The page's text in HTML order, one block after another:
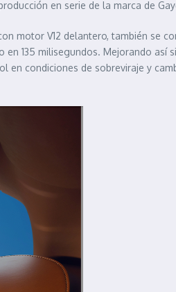
en serie de la marca de
motor V12 delantero, también se
135 milisegundos. Mejorando así
en condiciones de sobreviraje y